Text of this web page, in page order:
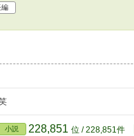
編
小説 228,851 位 / 228,851件